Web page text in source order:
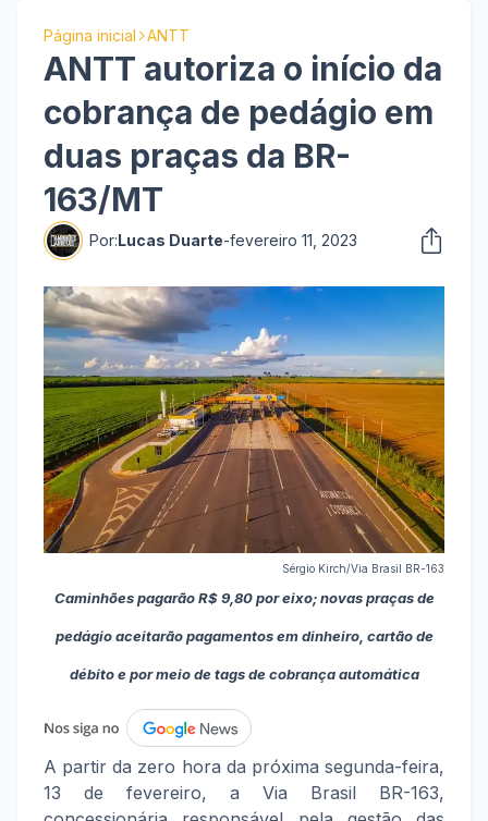
Página inicial ANTT
ANTT autoriza o início da
cobrança de pedágio em
duas praças da BR-
163/MT
Por:Lucas Duarte-fevereiro 11, 2023
Sérgio Kirch/Via Brasil BR-163
Caminhões pagarão R$ 9,80 por eixo; novas praças de
pedágio aceitarão pagamentos em dinheiro, cartão de
débito e por meio de tags de cobrança automática
A partir da zero hora da próxima segunda-feira,
13 de fevereiro, a Via Brasil BR-163,